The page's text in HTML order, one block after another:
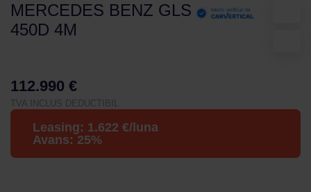
MERCEDES BENZ GLS
450D 4M
112.990 €
TVA INCLUS DEDUCTIBIL
Leasing: 1.622 €/luna
Avans: 25%